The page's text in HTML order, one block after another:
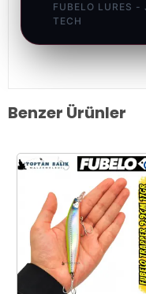
FUBELO LURES -
TECH
Benzer Ürünler